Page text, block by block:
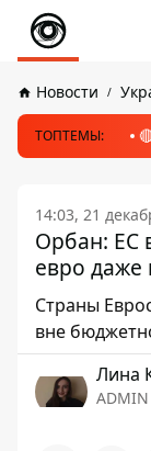
Новости
ТОПТЕМЫ:
14:03, 21
Орбан: ЕС
евро даже
Страны
вне
Лина
ADMIN